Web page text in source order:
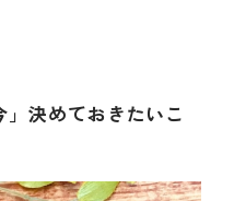
決めておきたいこ